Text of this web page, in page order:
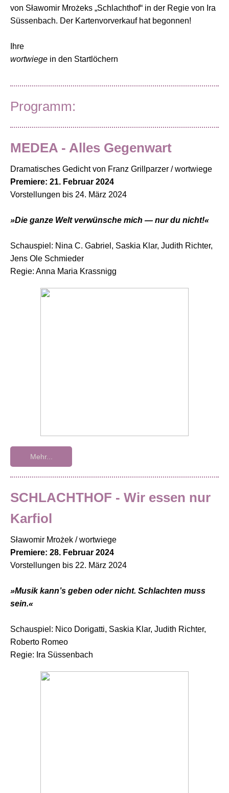
von Sławomir Mrożeks „Schlachthof“ in der Regie von Ira
Süssenbach. Der Kartenvorverkauf hat begonnen!
Ihre
wortwiege in den Startlöchern
Programm:
MEDEA - Alles Gegenwart
Dramatisches Gedicht von Franz Grillparzer / wortwiege
Premiere: 21. Februar 2024
Vorstellungen bis 24. März 2024
»Die ganze Welt verwünsche mich — nur du nicht!«
Schauspiel: Nina C. Gabriel, Saskia Klar, Judith Richter,
Jens Ole Schmieder
Regie: Anna Maria Krassnigg
Mehr...
SCHLACHTHOF - Wir essen nur
Karfiol
Sławomir Mrożek / wortwiege
Premiere: 28. Februar 2024
Vorstellungen bis 22. März 2024
»Musik kann’s geben oder nicht. Schlachten muss
sein.«
Schauspiel: Nico Dorigatti, Saskia Klar, Judith Richter,
Roberto Romeo
Regie: Ira Süssenbach